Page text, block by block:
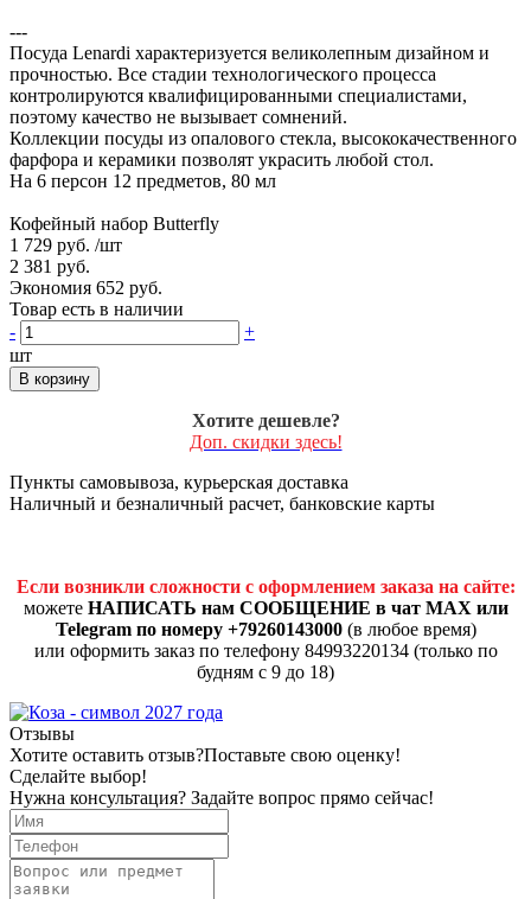
---
Посуда Lenardi характеризуется великолепным дизайном и
прочностью. Все стадии технологического процесса
контролируются квалифицированными специалистами,
поэтому качество не вызывает сомнений.
Коллекции посуды из опалового стекла, высококачественного
фарфора и керамики позволят украсить любой стол.
На 6 персон 12 предметов, 80 мл
Кофейный набор Butterfly
1 729 руб. /шт
2 381 руб.
Экономия 652 руб.
Товар есть в наличии
-
+
шт
В корзину
Хотите дешевле?
Доп. скидки здесь!
Пункты самовывоза, курьерская доставка
Наличный и безналичный расчет, банковские карты
Если возникли сложности с оформлением заказа на сайте:
можете НАПИСАТЬ нам СООБЩЕНИЕ в чат MAX или
Telegram по номеру +79260143000(в любое время)
или оформить заказ по телефону 84993220134 (только по
будням с 9 до 18)
Отзывы
Хотите оставить отзыв?Поставьте свою оценку!
Сделайте выбор!
Нужна консультация? Задайте вопрос прямо сейчас!